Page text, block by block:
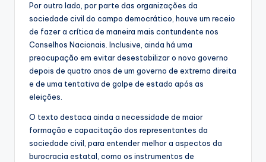
Por outro lado, por parte das organizações da
sociedade civil do campo democrático, houve um receio
de fazer a crítica de maneira mais contundente nos
Conselhos Nacionais. Inclusive, ainda há uma
preocupação em evitar desestabilizar o novo governo
depois de quatro anos de um governo de extrema direita
e de uma tentativa de golpe de estado após as
eleições.
O texto destaca ainda a necessidade de maior
formação e capacitação dos representantes da
sociedade civil, para entender melhor a aspectos da
burocracia estatal, como os instrumentos de